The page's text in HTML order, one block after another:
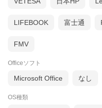
LIFEBOOK 富士通
FMV
Officeソフト
Microsoft Office なし
OS種類